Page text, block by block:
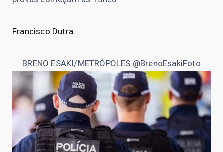
Francisco Dutra
BRENO ESAKI/METRÓPOLES @BrenoEsakiFoto